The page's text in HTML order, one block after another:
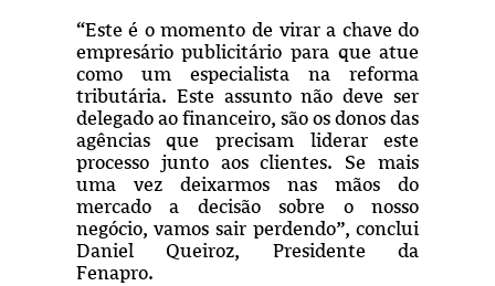
“Este é o momento de virar a chave do
empresário publicitário para que atue
como um especialista na reforma
tributária. Este assunto não deve ser
delegado ao financeiro, são os donos das
agências que precisam liderar este
processo junto aos clientes. Se mais
uma vez deixarmos nas mãos do
mercado a decisão sobre o nosso
negócio, vamos sair perdendo”, conclui
Daniel Queiroz, Presidente da
Fenapro.